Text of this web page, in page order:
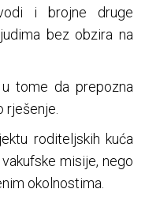
i brojne druge
bez obzira na
tome da prepozna
rješenje.
roditeljskih kuća
misije, nego
okolnostima.